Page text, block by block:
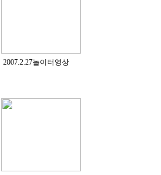
2007.2.27놀이터영상